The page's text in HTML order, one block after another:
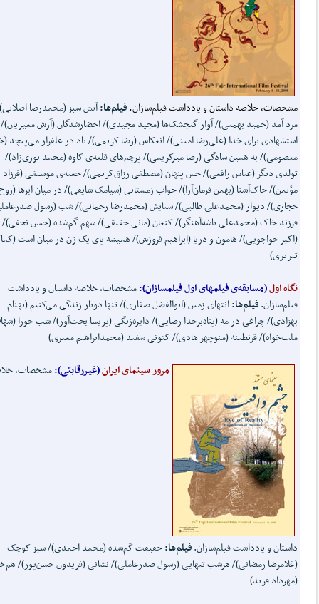
مشخصات، خلاصه‌ داستان و یادداشت فیلم‌سازان.فیلم‌ها:آتش سبز (محمدرضا
مرد آمد (حمید بهمنی)/ آواز گنجشک‌ها (مجید مجیدی)/ احضارشدگان (آرش معیریان)/
استشهادی برای خدا (علی‌رضا امینی)/ انعکاس (رضا کریمی)/ باد در علفزار می‌پیچد
معصومی)/ به همین سادگی (رضا میرکریمی)/ پرچم‌های قلعه‌ی کاوه (محمد نوری‌زاد)/
تولدی دیگر (عباس رافعی)/ حس پنهان (مصطفی رزاق‌کریمی)/ جعبه‌ی موسیقی (فرزاد
مؤتمن)/ خاک‌‌آشنا (بهمن فرمان‌آرا)/ خواب زمستانی (سیامک شایقی)/ در میان ابرها
حجازی)/ دیوار (محمدعلی طالبی)/ ستایش (محمدرضا رحمانی)/ شب (رسول
فرزند خاک (محمدعلی باشه‌آهنگر)/ کنعان (مانی حقیقی)/ سهم گم‌شده (حسن نجفی)/
(اکبر خواجویی)/ هامون و دریا (ابراهیم فروزش)/ همیشه پای یک زن در میان است
تبریزی)
نگاه اول(مسابقه‌ی فیلمهای اول فیلمسازان):مشخصات، خلاصه‌ داستان و یادداشت
فیلم‌سازان.فیلم‌ها:انتهای زمین (ابوالفضل صفاری)/ تنها دوبار زندگی می‌کنیم (بهنام
بهزادی)/ چراغی در مه (پناه‌برخدا رضایی)/ دایره‌زنگی (پریسا بخت‌آور)/ شب حورا
ملت‌خواه)/ قرنطینه (منوچهر هادی)/ کتونی سفید (محمدابراهیم معیری)
مرور سینمای ایران(غیررقابتی):مشخصات،
داستان و یادداشت فیلم‌سازان.فیلم‌ها:حقیقت گم‌شده (محمد احمدی)/ سبز کوچک
(غلامرضا رمضانی)/ هرشب تنهایی (رسول صدرعاملی)/ نشانی (فریدون حسن‌پور)/
(مهرداد فرید)